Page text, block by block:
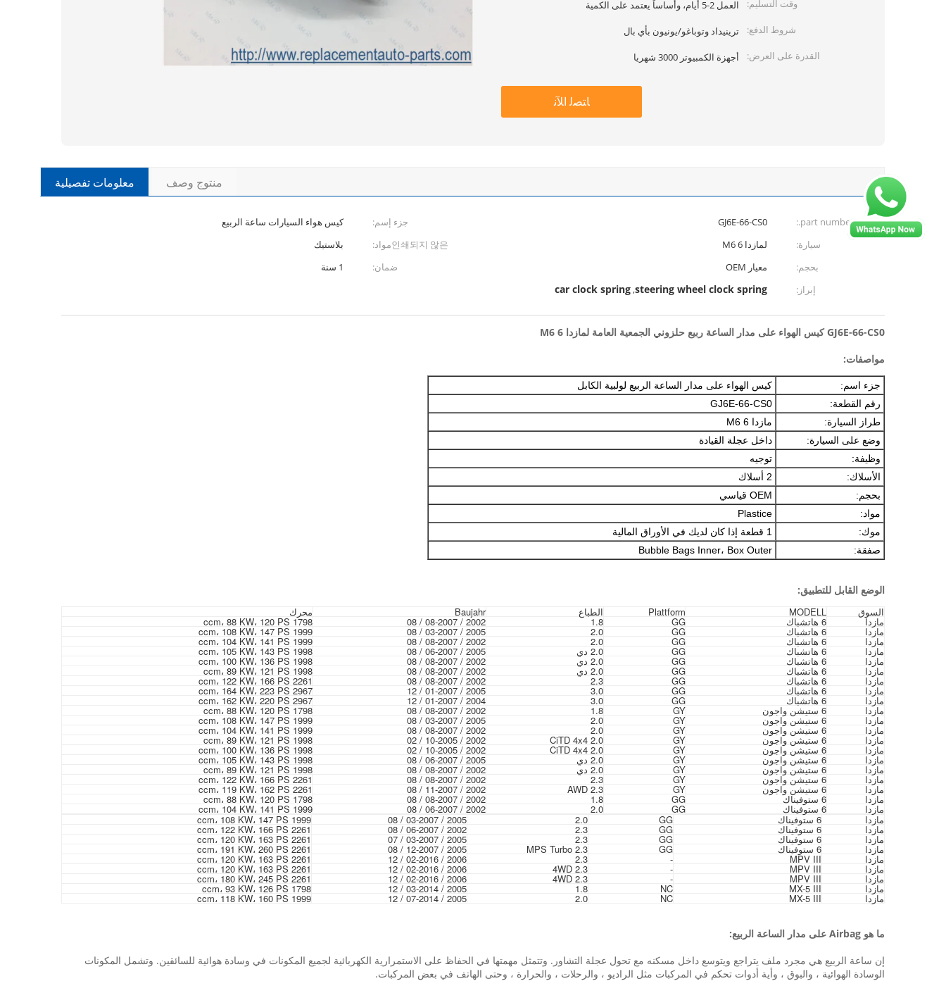
وقت التسليم:
العمل 2-5 أيام، وأساساً يعتمد على الكمية
شروط الدفع:
ترينيداد وتوباغو/يونيون بأي بال
القدرة على العرض:
أجهزة الكمبيوتر 3000 شهريا
ﺎﺘﺼﻟ ﺍﻶﻧ
معلومات تفصيلية منتوج وصف
part number.:
GJ6E-66-CS0 جزء إسم:
كيس هواء السيارات ساعة الربيع
سيارة:
لمازدا 6 M6 인쇄되지 않은مواد:
بلاستيك
بحجم:
معيار OEM ضمان:
1 سنة
إبراز:
steering wheel clock spring
,
car clock spring
GJ6E-66-CS0 كيس الهواء على مدار الساعة ربيع حلزوني الجمعية العامة لمازدا 6 M6
مواصفات:
جزء اسم:
كيس الهواء على مدار الساعة الربيع لولبية الكابل
رقم القطعة:
GJ6E-66-CS0
طراز السيارة:
مازدا 6 M6
وضع على السيارة:
داخل عجلة القيادة
وظيفة:
توجيه
الأسلاك:
2 أسلاك
بحجم:
OEM قياسي
مواد:
Plastice
موك:
1 قطعة إذا كان لديك في الأوراق المالية
صفقة:
Bubble Bags Inner، Box Outer
الوضع القابل للتطبيق:
السوق
MODELL
Plattform الطباع Baujahr محرك
مازدا 6 هاتشباك GG
1.8
2002 / 08-2007 / 08 1798 ccm، 88 KW، 120 PS
مازدا 6 هاتشباك GG
2.0
2005 / 03-2007 / 08 1999 ccm، 108 KW، 147 PS
مازدا 6 هاتشباك GG
2.0
2002 / 08-2007 / 08 1999 ccm، 104 KW، 141 PS
مازدا 6 هاتشباك GG 2.0 دي 2005 / 06-2007 / 08 1998 ccm، 105 KW، 143 PS
مازدا 6 هاتشباك GG 2.0 دي 2002 / 08-2007 / 08 1998 ccm، 100 KW، 136 PS
مازدا 6 هاتشباك GG 2.0 دي 2002 / 08-2007 / 08 1998 ccm، 89 KW، 121 PS
مازدا 6 هاتشباك GG
2.3
2002 / 08-2007 / 08 2261 ccm، 122 KW، 166 PS
مازدا 6 هاتشباك GG
3.0
2005 / 01-2007 / 12 2967 ccm، 164 KW، 223 PS
مازدا 6 هاتشباك GG
3.0
2004 / 01-2007 / 12 2967 ccm، 162 KW، 220 PS
مازدا 6 ستيشن واجون GY
1.8
2002 / 08-2007 / 08 1798 ccm، 88 KW، 120 PS
مازدا 6 ستيشن واجون GY
2.0
2005 / 03-2007 / 08 1999 ccm، 108 KW، 147 PS
مازدا 6 ستيشن واجون GY
2.0
2002 / 08-2007 / 08 1999 ccm، 104 KW، 141 PS
مازدا 6 ستيشن واجون GY
2.0 CiTD 4x4
2002 / 10-2005 / 02 1998 ccm، 89 KW، 121 PS
مازدا 6 ستيشن واجون GY
2.0 CiTD 4x4
2002 / 10-2005 / 02 1998 ccm، 100 KW، 136 PS
مازدا 6 ستيشن واجون GY 2.0 دي 2005 / 06-2007 / 08 1998 ccm، 105 KW، 143 PS
مازدا 6 ستيشن واجون GY 2.0 دي 2002 / 08-2007 / 08 1998 ccm، 89 KW، 121 PS
مازدا 6 ستيشن واجون GY
2.3
2002 / 08-2007 / 08 2261 ccm، 122 KW، 166 PS
مازدا 6 ستيشن واجون GY
2.3 AWD
2002 / 11-2007 / 08 2261 ccm، 119 KW، 162 PS
مازدا 6 ستوفيناك GG
1.8
2002 / 08-2007 / 08 1798 ccm، 88 KW، 120 PS
مازدا 6 ستوفيناك GG
2.0
2002 / 06-2007 / 08 1999 ccm، 104 KW، 141 PS
مازدا 6 ستوفيناك GG
2.0
2005 / 03-2007 / 08 1999 ccm، 108 KW، 147 PS
مازدا 6 ستوفيناك GG
2.3
2002 / 06-2007 / 08 2261 ccm، 122 KW، 166 PS
مازدا 6 ستوفيناك GG
2.3
2005 / 03-2007 / 07 2261 ccm، 120 KW، 163 PS
مازدا 6 ستوفيناك GG
2.3 MPS Turbo
2005 / 12-2007 / 08 2261 ccm، 191 KW، 260 PS
مازدا MPV III
-
2.3
2006 / 02-2016 / 12 2261 ccm، 120 KW، 163 PS
مازدا MPV III
-
2.3 4WD
2006 / 02-2016 / 12 2261 ccm، 120 KW، 163 PS
مازدا MPV III
-
2.3 4WD
2006 / 02-2016 / 12 2261 ccm، 180 KW، 245 PS
مازدا MX-5 III
NC
1.8
2005 / 03-2014 / 12 1798 ccm، 93 KW، 126 PS
مازدا MX-5 III
NC
2.0
2005 / 07-2014 / 12 1999 ccm، 118 KW، 160 PS
ما هو Airbag على مدار الساعة الربيع:
إن ساعة الربيع هي مجرد ملف يتراجع ويتوسع داخل مسكنه مع تحول عجلة التشاور. وتتمثل مهمتها في الحفاظ على الاستمرارية الكهربائية لجميع المكونات في وسادة هوائية للسائقين. وتشمل المكونات
الوسادة الهوائية ، والبوق ، وأية أدوات تحكم في المركبات مثل الراديو ، والرحلات ، والحرارة ، وحتى الهاتف في بعض المركبات.